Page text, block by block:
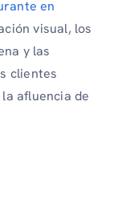
en
visual, los
y las
clientes
afluencia de